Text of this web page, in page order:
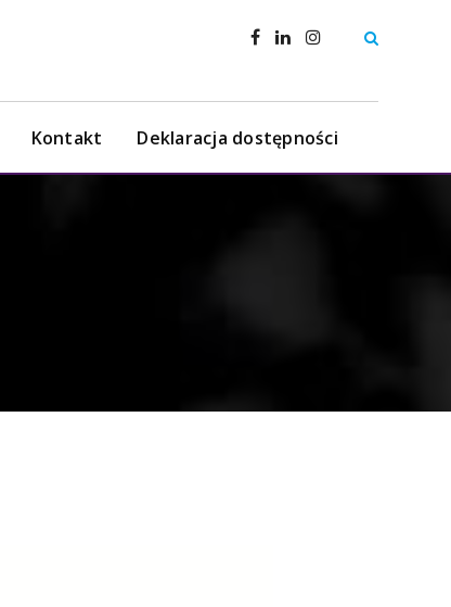
Kontakt Deklaracja dostępności